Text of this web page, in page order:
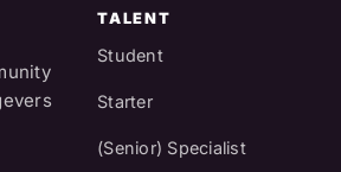
TALENT
Student
Starter
(Senior) Specialist